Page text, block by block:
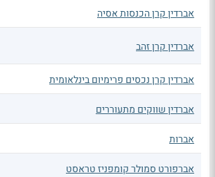
אברדין קרן הכנסות אסיה
אברדין קרן זהב
אברדין קרן נכסים פרימיום בינלאומית
אברדין שווקים מתעוררים
אברות
אברפורט סמולר קומפניז טראסט